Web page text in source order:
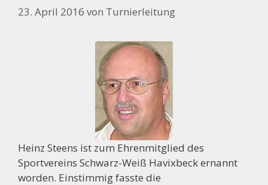
23. April 2016 von Turnierleitung
Heinz Steens ist zum Ehrenmitglied des
Sportvereins Schwarz-Weiß Havixbeck ernannt
worden. Einstimmig fasste die